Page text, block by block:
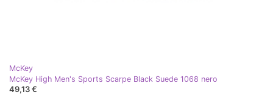
McKey
McKey High Men's Sports Scarpe Black Suede 1068 nero
49,13 €